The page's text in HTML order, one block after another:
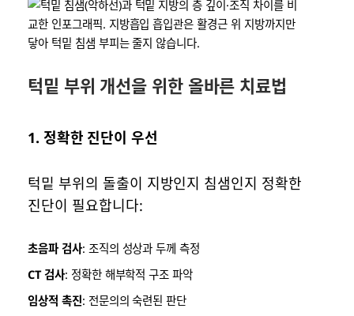
턱밑 부위 개선을 위한 올바른 치료법
1. 정확한 진단이 우선
턱밑 부위의 돌출이 지방인지 침샘인지 정확한
진단이 필요합니다:
초음파 검사: 조직의 성상과 두께 측정
CT 검사: 정확한 해부학적 구조 파악
임상적 촉진: 전문의의 숙련된 판단